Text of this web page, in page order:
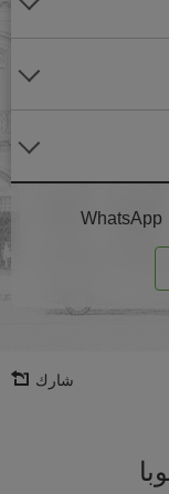
WhatsApp
شارك